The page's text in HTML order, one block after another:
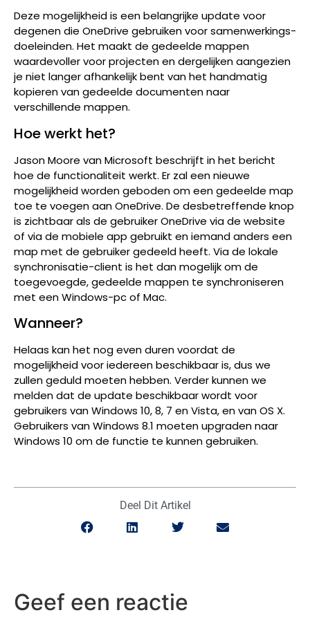
Deze mogelijkheid is een belangrijke update voor
degenen die OneDrive gebruiken voor samenwerkings-
doeleinden. Het maakt de gedeelde mappen
waardevoller voor projecten en dergelijken aangezien
je niet langer afhankelijk bent van het handmatig
kopieren van gedeelde documenten naar
verschillende mappen.
Hoe werkt het?
Jason Moore van Microsoft beschrijft in het bericht
hoe de functionaliteit werkt. Er zal een nieuwe
mogelijkheid worden geboden om een gedeelde map
toe te voegen aan OneDrive. De desbetreffende knop
is zichtbaar als de gebruiker OneDrive via de website
of via de mobiele app gebruikt en iemand anders een
map met de gebruiker gedeeld heeft. Via de lokale
synchronisatie-client is het dan mogelijk om de
toegevoegde, gedeelde mappen te synchroniseren
met een Windows-pc of Mac.
Wanneer?
Helaas kan het nog even duren voordat de
mogelijkheid voor iedereen beschikbaar is, dus we
zullen geduld moeten hebben. Verder kunnen we
melden dat de update beschikbaar wordt voor
gebruikers van Windows 10, 8, 7 en Vista, en van OS X.
Gebruikers van Windows 8.1 moeten upgraden naar
Windows 10 om de functie te kunnen gebruiken.
Deel Dit Artikel
Geef een reactie